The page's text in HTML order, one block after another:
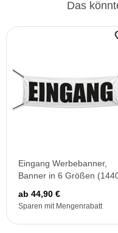
Das
Eingang Werbebanner,
Banner in 6 Größen
ab 44,90 €
Sparen mit Mengenrabatt